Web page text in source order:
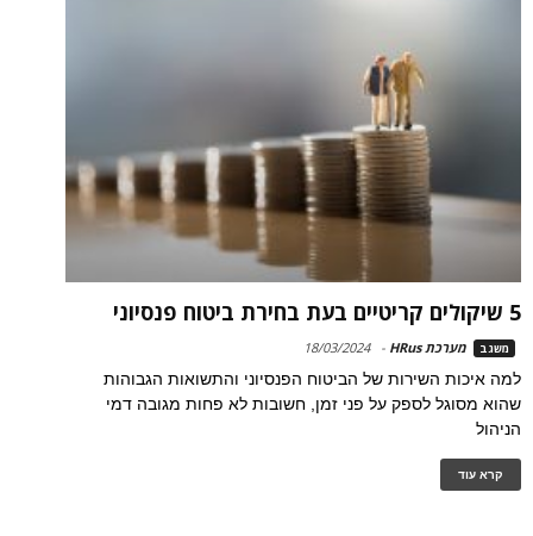
5 שיקולים קריטיים בעת בחירת ביטוח פנסיוני
משגב מערכת HRus -
18/03/2024
למה איכות השירות של הביטוח הפנסיוני והתשואות הגבוהות
שהוא מסוגל לספק על פני זמן, חשובות לא פחות מגובה דמי
הניהול
קרא עוד